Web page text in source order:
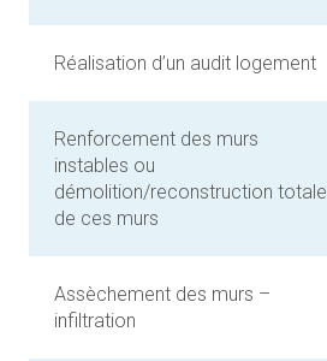
Réalisation d’un audit logement
Renforcement des murs
instables ou
démolition/reconstruction totale
de ces murs
Assèchement des murs –
infiltration